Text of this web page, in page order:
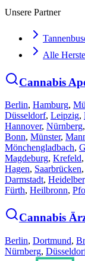
Unsere Partner
Alle
Cannabis
Berlin, Hamburg,
Düsseldorf, Leipzig,
Hannover, Nürnberg,
Bonn, Münster,
Mönchengladbach,
Magdeburg, Krefeld,
Hagen, Saarbrücken,
Darmstadt,
Fürth, Heilbronn,
Cannabis
Berlin, Dortmund,
Nürnberg,